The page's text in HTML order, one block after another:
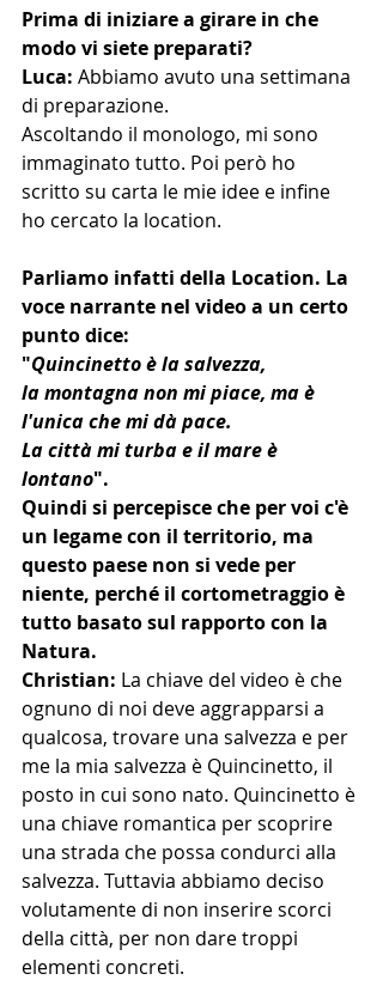
Prima di iniziare a girare in che
modo vi siete preparati?
Luca: Abbiamo avuto una settimana
di preparazione.
Ascoltando il monologo, mi sono
immaginato tutto. Poi però ho
scritto su carta le mie idee e infine
ho cercato la location.
Parliamo infatti della Location. La
voce narrante nel video a un certo
punto dice:
"Quincinetto è la salvezza,
la montagna non mi piace, ma è
l'unica che mi dà pace.
La città mi turba e il mare è
lontano".
Quindi si percepisce che per voi c'è
un legame con il territorio, ma
questo paese non si vede per
niente, perché il cortometraggio è
tutto basato sul rapporto con la
Natura.
Christian: La chiave del video è che
ognuno di noi deve aggrapparsi a
qualcosa, trovare una salvezza e per
me la mia salvezza è Quincinetto, il
posto in cui sono nato. Quincinetto è
una chiave romantica per scoprire
una strada che possa condurci alla
salvezza. Tuttavia abbiamo deciso
volutamente di non inserire scorci
della città, per non dare troppi
elementi concreti.